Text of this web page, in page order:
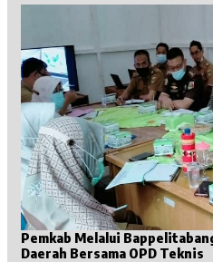
Pemkab Melalui
Daerah Bersama OPD Teknis